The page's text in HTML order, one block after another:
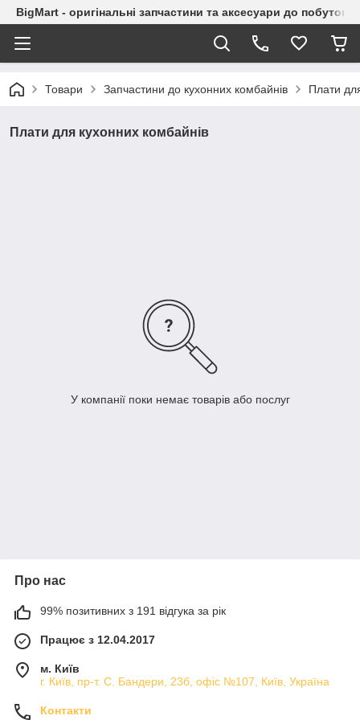
BigMart - оригінальні запчастини та аксесуари до побутової
Товари Запчастини до кухонних комбайнів Плати
Плати для кухонних комбайнів
У компанії поки немає товарів або послуг
Про нас
99% позитивних з 191 відгука за рік
Працює з 12.04.2017
м. Київ
г. Київ, пр-т. С. Бандери, 23б, офіс №107, Київ, Україна
Контакти